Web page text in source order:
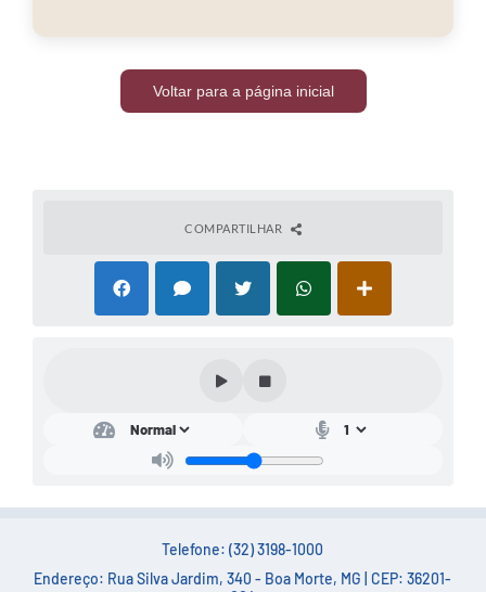
Voltar para a página inicial
COMPARTILHAR
Telefone: (32) 3198-1000
Endereço: Rua Silva Jardim, 340 - Boa Morte, MG | CEP: 36201-